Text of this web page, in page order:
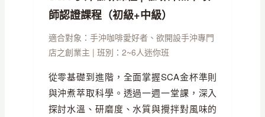
師認證課程（初級+中級）
適合對象：手沖咖啡愛好者、欲開設手沖專門
店之創業主 | 班別：2~6人迷你班
從零基礎到進階，全面掌握SCA金杯準則
與沖煮萃取科學。透過一週一堂課，深入
探討水溫、研磨度、水質與攪拌對風味的